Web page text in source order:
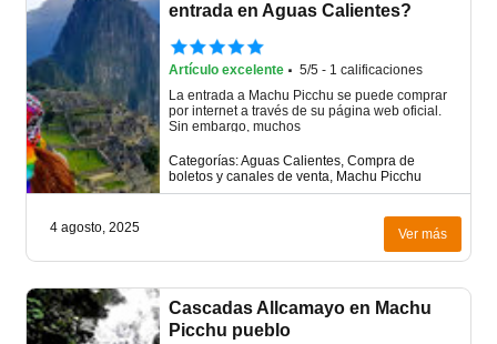
entrada en Aguas Calientes?
Artículo excelente ·5/5 - 1 calificaciones
La entrada a Machu Picchu se puede comprar
por internet a través de su página web oficial.
Sin embargo, muchos
Categorías: Aguas Calientes, Compra de
boletos y canales de venta, Machu Picchu
4 agosto, 2025 Ver más
Cascadas Allcamayo en Machu
Picchu pueblo